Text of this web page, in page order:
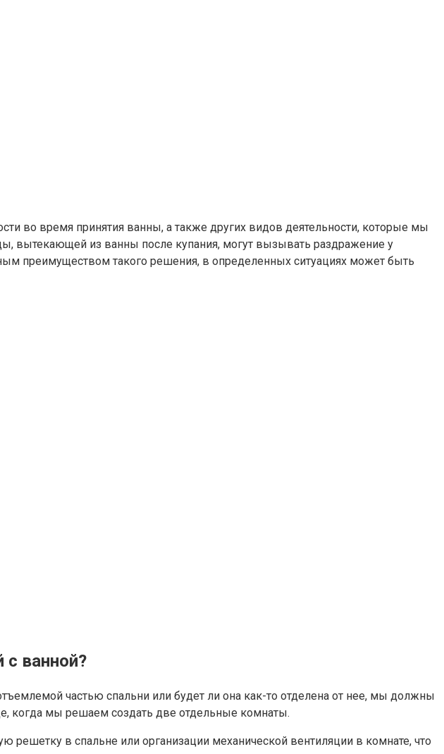
во время принятия ванны, а также других видов деятельности, которые мы
вытекающей из ванны после купания, могут вызывать раздражение у
преимуществом такого решения, в определенных ситуациях может быть
с ванной?
частью спальни или будет ли она как-то отделена от нее, мы должны
когда мы решаем создать две отдельные комнаты.
решетку в спальне или организации механической вентиляции в комнате, что